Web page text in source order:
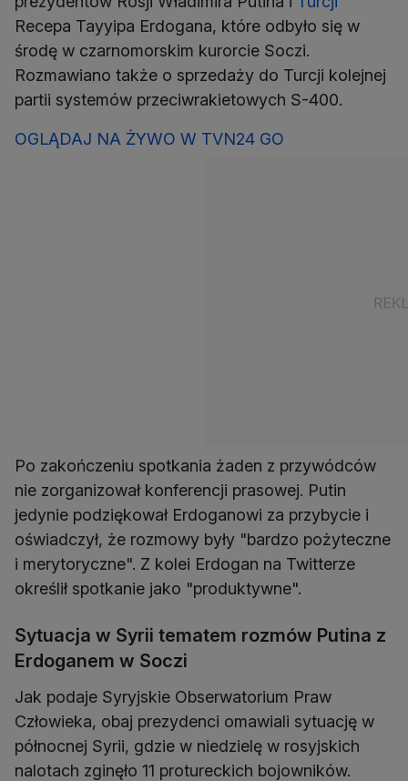
Recepa Tayyipa Erdogana, które odbyło się w
środę w czarnomorskim kurorcie Soczi.
Rozmawiano także o sprzedaży do Turcji kolejnej
partii systemów przeciwrakietowych S-400.
OGLĄDAJ NA ŻYWO W TVN24 GO
Po zakończeniu spotkania żaden z przywódców
nie zorganizował konferencji prasowej. Putin
jedynie podziękował Erdoganowi za przybycie i
oświadczył, że rozmowy były "bardzo pożyteczne
i merytoryczne". Z kolei Erdogan na Twitterze
określił spotkanie jako "produktywne".
Sytuacja w Syrii tematem rozmów Putina z
Erdoganem w Soczi
Jak podaje Syryjskie Obserwatorium Praw
Człowieka, obaj prezydenci omawiali sytuację w
północnej Syrii, gdzie w niedzielę w rosyjskich
nalotach zginęło 11 protureckich bojowników.